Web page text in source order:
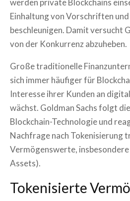
werden private Blockchains
Einhaltung von Vorschriften
beschleunigen. Damit versucht
von der Konkurrenz abzuheben.
Große traditionelle
sich immer häufiger für
Interesse ihrer Kunden an
wächst. Goldman Sachs folgt
Blockchain-Technologie und
Nachfrage nach Tokenisierung
Vermögenswerte,
Assets).
Tokenisierte